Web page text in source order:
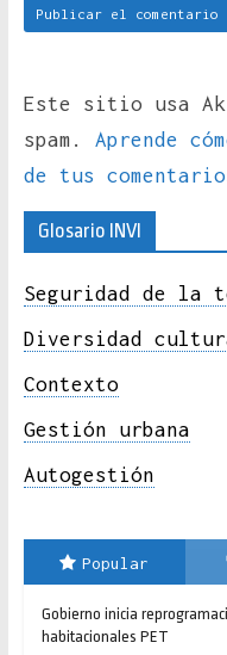
Este sitio usa
spam. Aprende
de tus
Glosario INVI
Seguridad de la
Diversidad
Contexto
Gestión urbana
Autogestión
Popular
Gobierno inicia
habitacionales PET